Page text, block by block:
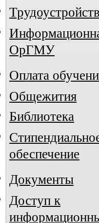
ОрГМУ
Оплата
Общежития
Библиотека
обеспечение
Документы
Доступ к